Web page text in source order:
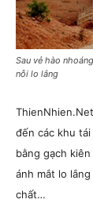
Sau vẻ hào
nỗi lo lắng
đến các khu
bằng gạch
ánh mắt lo
chất…